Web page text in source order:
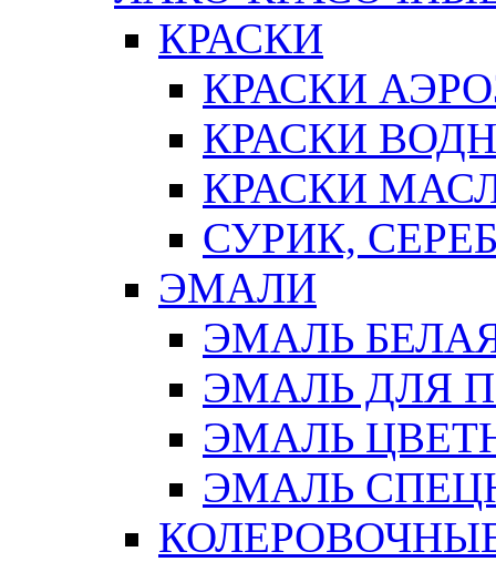
КРАСКИ
КРАСКИ
КРАСКИ
КРАСКИ
СУРИК,
ЭМАЛИ
ЭМАЛЬ
ЭМАЛЬ ДЛЯ
ЭМАЛЬ
ЭМАЛЬ